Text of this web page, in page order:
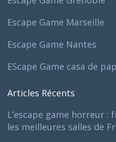
Escape Game Marseille
Escape Game Nantes
EScape Game casa de
Articles Récents
L’escape game horreur
les meilleures salles de